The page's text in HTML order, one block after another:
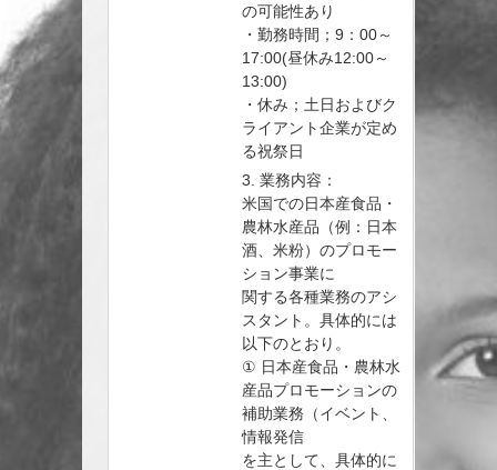
の可能性あり
・勤務時間；9：00～
17:00(昼休み12:00～
13:00)
・休み；土日およびク
ライアント企業が定め
る祝祭日
3. 業務内容：
米国での日本産食品・
農林水産品（例：日本
酒、米粉）のプロモー
ション事業に
関する各種業務のアシ
スタント。具体的には
以下のとおり。
① 日本産食品・農林水
産品プロモーションの
補助業務（イベント、
情報発信
を主として、具体的に